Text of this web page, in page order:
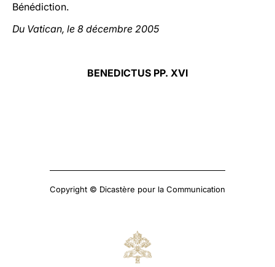
Bénédiction.
Du Vatican, le 8 décembre 2005
BENEDICTUS PP. XVI
Copyright © Dicastère pour la Communication